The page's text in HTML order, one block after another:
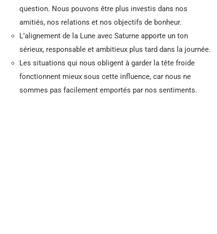
question. Nous pouvons être plus investis dans nos
amitiés, nos relations et nos objectifs de bonheur.
L’alignement de la Lune avec Saturne apporte un ton
sérieux, responsable et ambitieux plus tard dans la journée.
Les situations qui nous obligent à garder la tête froide
fonctionnent mieux sous cette influence, car nous ne
sommes pas facilement emportés par nos sentiments.